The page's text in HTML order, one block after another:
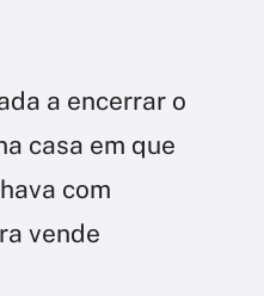
a encerrar o
casa em que
com
vende